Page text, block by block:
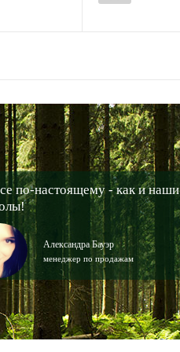
по-настоящему - как и наши
Александра Бауэр
менеджер по продажам